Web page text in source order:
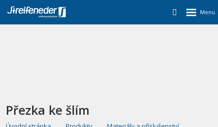
Přezka ke šlím